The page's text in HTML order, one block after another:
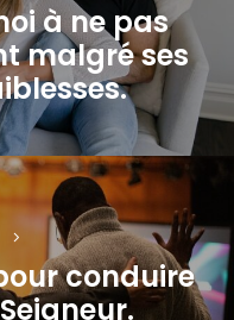
à ne pas
malgré ses
conduire